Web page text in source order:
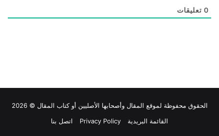
0 تعليقات
الحقوق محفوظة لموقع المقال وأصحابها الأصليين أو كتاب المقال © 2026
القائمة البريدية
Privacy Policy اتصل بنا